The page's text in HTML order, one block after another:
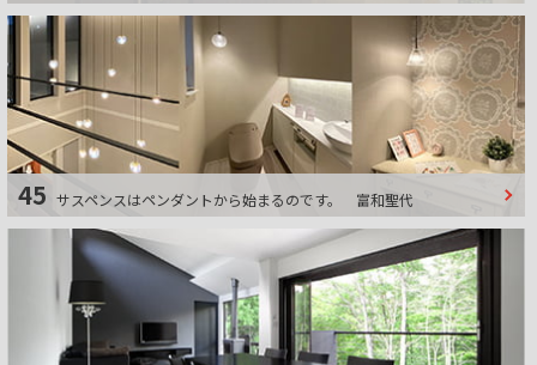
45 サスペンスはペンダントから始まるのです。 富和聖代